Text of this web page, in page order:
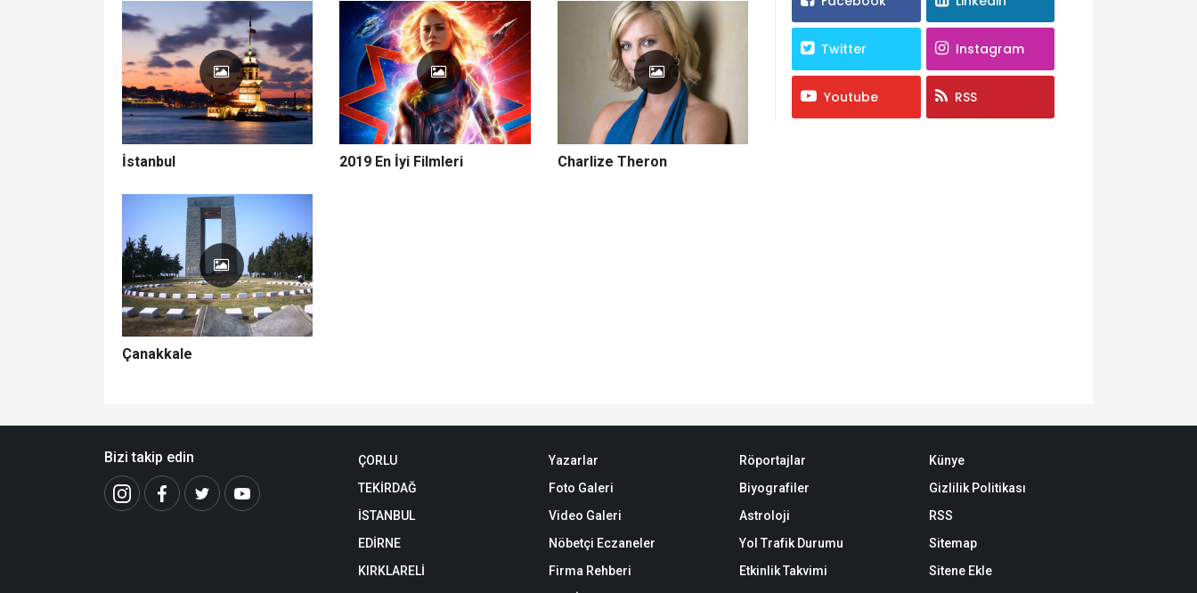
İstanbul 2019 En İyi Filmleri Charlize Theron
Çanakkale
Twitter Instagram
Youtube RSS
Bizi takip edin
ÇORLU
TEKİRDAĞ
İSTANBUL
EDİRNE
KIRKLARELİ
Yazarlar
Foto Galeri
Video Galeri
Nöbetçi Eczaneler
Firma Rehberi
Röportajlar
Biyografiler
Astroloji
Yol Trafik Durumu
Etkinlik Takvimi
Künye
Gizlilik Politikası
RSS
Sitemap
Sitene Ekle